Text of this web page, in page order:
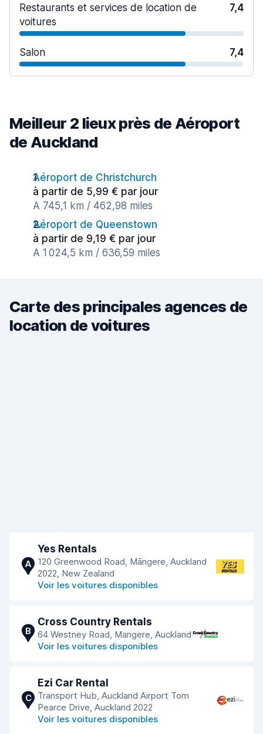
Restaurants et services de location de
voitures
7,4
Salon 7,4
Meilleur 2 lieux près de Aéroport
de Auckland
Aéroport de Christchurch
à partir de 5,99 € par jour
A 745,1 km / 462,98 miles
Aéroport de Queenstown
à partir de 9,19 € par jour
A 1 024,5 km / 636,59 miles
Carte des principales agences de
location de voitures
A
Yes Rentals
120 Greenwood Road, Māngere, Auckland
2022, New Zealand
Voir les voitures disponibles
B
Cross Country Rentals
64 Westney Road, Mangere, Auckland
Voir les voitures disponibles
C
Ezi Car Rental
Transport Hub, Auckland Airport Tom
Pearce Drive, Auckland 2022
Voir les voitures disponibles